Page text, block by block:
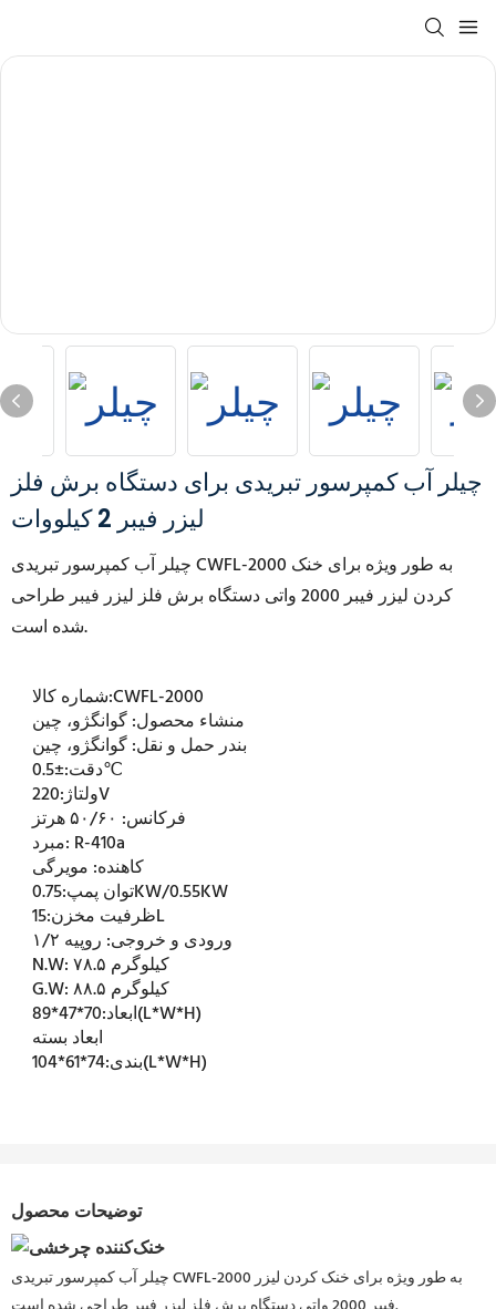
چیلر آب کمپرسور تبریدی برای دستگاه برش فلز
لیزر فیبر 2 کیلووات
چیلر آب کمپرسور تبریدی CWFL-2000 به طور ویژه برای خنک
کردن لیزر فیبر 2000 واتی دستگاه برش فلز لیزر فیبر طراحی
شده است.
شماره کالا:CWFL-2000
منشاء محصول:گوانگژو، چین
بندر حمل و نقل:گوانگژو، چین
دقت:±0.5℃
ولتاژ:220V
فرکانس: ۵۰/۶۰ هرتز
مبرد: R-410a
کاهنده: مویرگی
توان پمپ:0.75KW/0.55KW
ظرفیت مخزن:15L
ورودی و خروجی: روپیه ۱/۲
N.W:
۷۸.۵ کیلوگرم
G.W:
۸۸.۵ کیلوگرم
ابعاد:70*47*89(L*W*H)
ابعاد بسته
بندی:74*61*104(L*W*H)
توضیحات محصول
چیلر آب کمپرسور تبریدی CWFL-2000 به طور ویژه برای خنک کردن لیزر